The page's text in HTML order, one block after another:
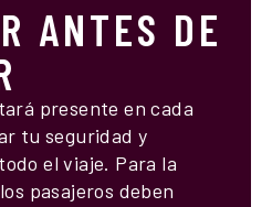
ANTES DE
presente en cada
tu seguridad y
el viaje. Para la
pasajeros deben